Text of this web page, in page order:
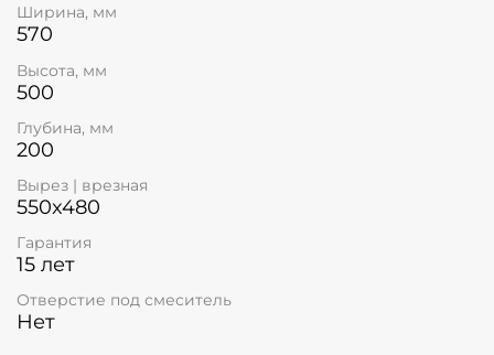
Ширина, мм
570
Высота, мм
500
Глубина, мм
200
Вырез | врезная
550x480
Гарантия
15 лет
Отверстие под смеситель
Нет